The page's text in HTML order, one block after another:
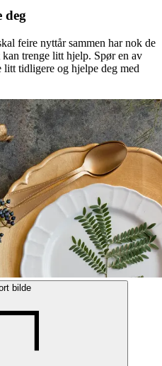
deg
feire nyttår sammen har nok de
trenge litt hjelp. Spør en av
litt tidligere og hjelpe deg med
bilde